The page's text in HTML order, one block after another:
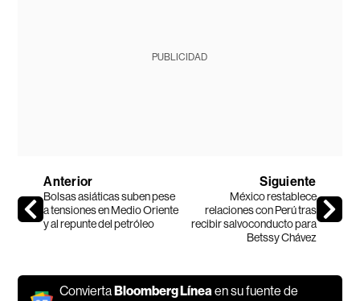
PUBLICIDAD
Anterior
Bolsas asiáticas suben pese
a tensiones en Medio Oriente
y al repunte del petróleo
Siguiente
México restablece
relaciones con Perú tras
recibir salvoconducto para
Betssy Chávez
ConviertaBloomberg Línea en su fuente de